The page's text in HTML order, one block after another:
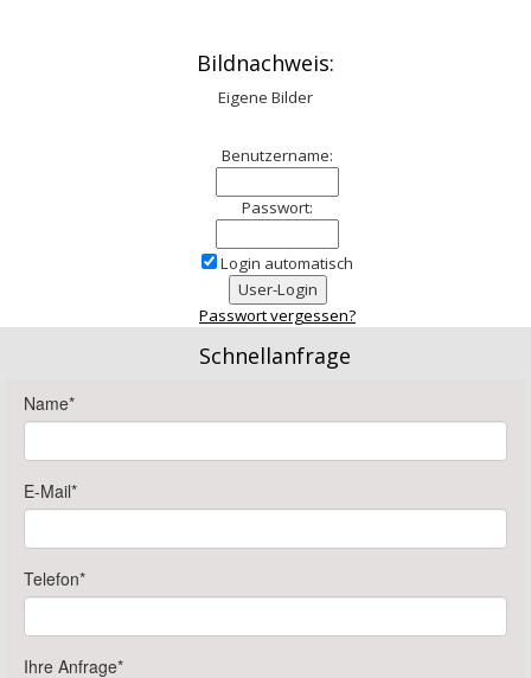
Bildnachweis:
Eigene Bilder
Benutzername:
Passwort:
Login automatisch
Passwort vergessen?
Schnellanfrage